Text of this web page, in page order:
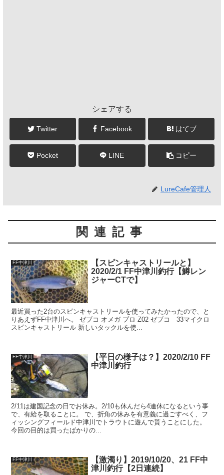
シェアする
Twitter Facebook はてブ
Pocket LINE コピー
LureCafe管理人
関連記事
FF中津川
【スピンキャストリールと】
2020/2/1 FF中津川釣行【鱒レン
ジャーCTで】
最近買った2台のスピンキャストリールを使ってみたかったので、と
りあえずFF中津川へ。 ゼブコ オメガ プロ Z02 ゼブコ 33マイクロ
スピンキャストリール 新しいタックルを使...
FF中津川
【平日の様子は？】2020/2/10 FF
中津川釣行
2/11は建国記念の日でお休み。2/10も休んだら4連休になるという事
で、有給を取ることに。 で、折角の休みを有意義に過ごすべく、フ
ィッシングフィールド中津川でトラウトに遊んで貰うことにした。
今回の目的は買ったばかりの...
FF中津川
【激濁り】2019/10/20、21 FF中
津川釣行【2日連続】